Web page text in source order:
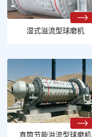
湿式溢流型球磨机
直筒节能溢流型球磨机